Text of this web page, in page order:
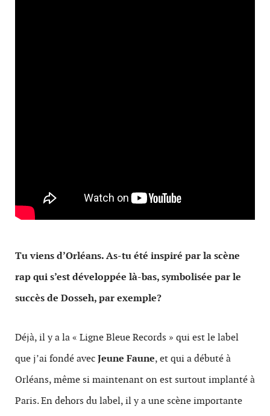
Tu viens d’Orléans. As-tu été inspiré par la scène
rap qui s’est développée là-bas, symbolisée par le
succès de Dosseh, par exemple?
Déjà, il y a la « Ligne Bleue Records » qui est le label
que j’ai fondé avecJeune Faune, et qui a débuté à
Orléans, même si maintenant on est surtout implanté à
Paris. En dehors du label, il y a une scène importante